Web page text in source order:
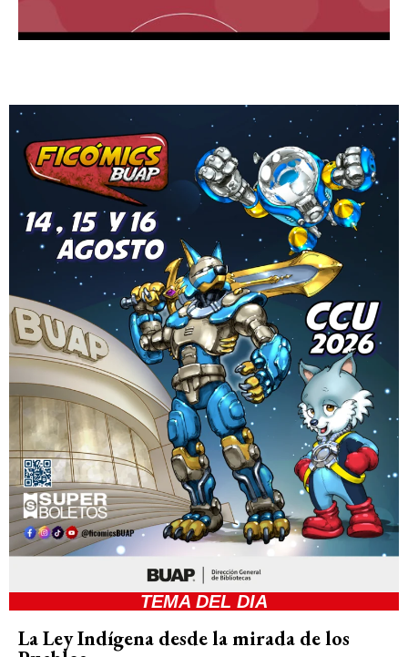
TEMA DEL DIA
La Ley Indígena desde la mirada de los